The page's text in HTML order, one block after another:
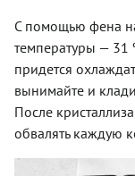
С помощью фена
температуры — 31
придется
вынимайте и
После
обвалять каждую